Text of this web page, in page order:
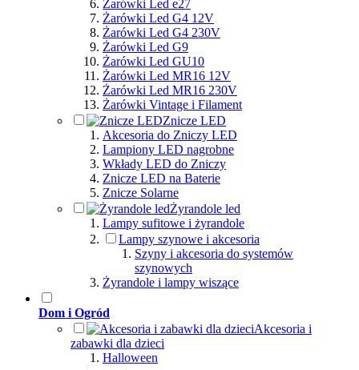
Żarówki Led e27
Żarówki Led G4 12V
Żarówki Led G4 230V
Żarówki Led G9
Żarówki Led GU10
Żarówki Led MR16 12V
Żarówki Led MR16 230V
Żarówki Vintage i Filament
Znicze LED
Akcesoria do Zniczy LED
Lampiony LED nagrobne
Wkłady LED do Zniczy
Znicze LED na Baterie
Znicze Solarne
Żyrandole led
Lampy sufitowe i żyrandole
Lampy szynowe i akcesoria
Szyny i akcesoria do systemów
szynowych
Żyrandole i lampy wiszące
Dom i Ogród
Akcesoria i
zabawki dla dzieci
Halloween